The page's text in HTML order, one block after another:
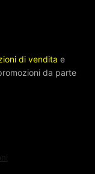
di vendita e
da parte